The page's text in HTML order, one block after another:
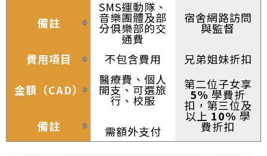
備註
SMS運動隊、
音樂團體及部
分俱樂部的交
通費
宿舍網路訪問
與監督
費用項目
不包含費用
兄弟姐妹折扣
金額（CAD）
醫療費、個人
開支、可選旅
行、校服
第二位子女享
5% 學費折
扣，第三位及
以上 10% 學
費折扣
備註 需額外支付